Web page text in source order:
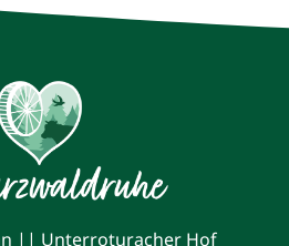
|| Unterroturacher Hof